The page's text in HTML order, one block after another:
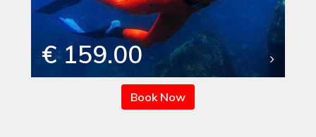
€ 159.00
Book Now